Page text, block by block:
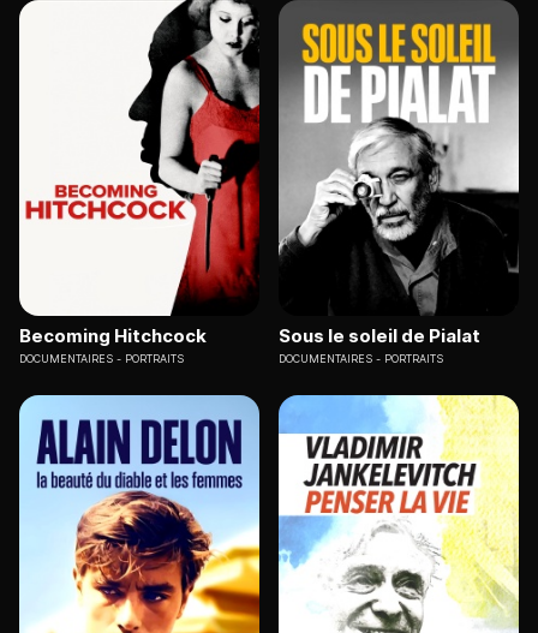
Becoming Hitchcock
DOCUMENTAIRES PORTRAITS
Sous le soleil de Pialat
DOCUMENTAIRES PORTRAITS